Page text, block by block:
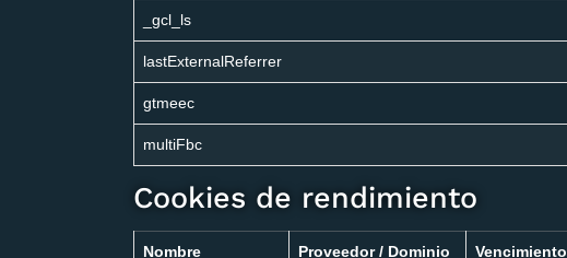
_gcl_ls
lastExternalReferrer
gtmeec
multiFbc
Cookies de rendimiento
Nombre Proveedor / Dominio Vencimiento